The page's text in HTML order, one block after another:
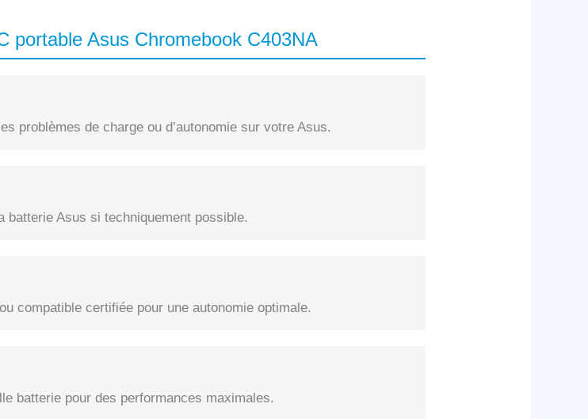
portable Asus Chromebook C403NA
problèmes de charge ou d’autonomie sur votre Asus.
Asus si techniquement possible.
compatible certifiée pour une autonomie optimale.
batterie pour des performances maximales.